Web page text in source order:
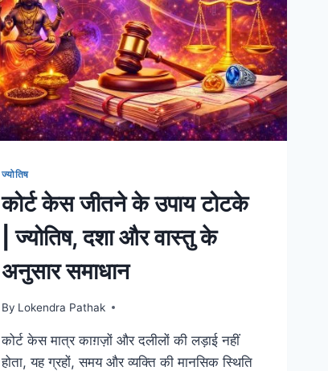
में
कैसा
फल
देता
है
और
इससे
बचने
के
INFO
ज्योतिष
कोर्ट केस जीतने के उपाय टोटके
| ज्योतिष, दशा और वास्तु के
अनुसार समाधान
By Lokendra Pathak
कोर्ट केस मात्र काग़ज़ों और दलीलों की लड़ाई नहीं
होता, यह ग्रहों, समय और व्यक्ति की मानसिक स्थिति